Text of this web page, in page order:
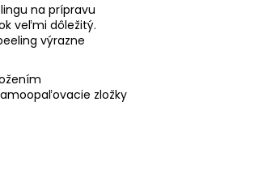
na prípravu
veľmi dôležitý.
výrazne
zložky